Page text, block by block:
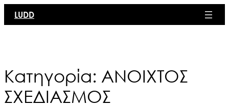
στο
LUDD
Κατηγορία: ΑΝΟΙΧΤΟΣ
ΣΧΕΔΙΑΣΜΟΣ